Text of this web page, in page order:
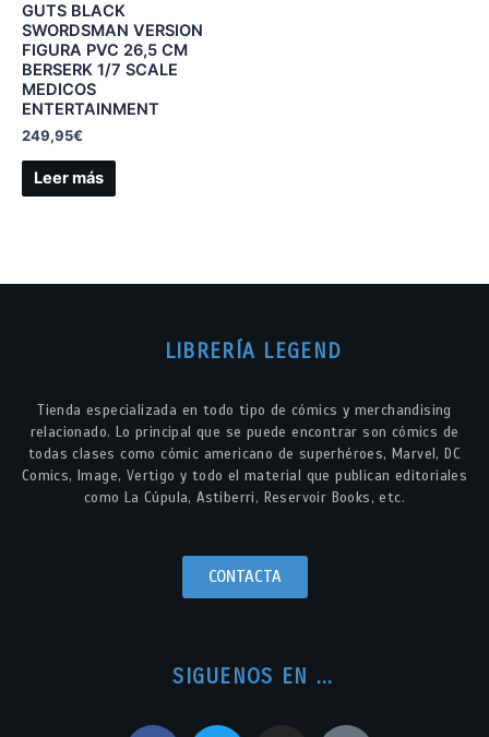
GUTS BLACK
SWORDSMAN VERSION
FIGURA PVC 26,5 CM
BERSERK 1/7 SCALE
MEDICOS
ENTERTAINMENT
249,95€
Leer más
LIBRERÍA LEGEND
Tienda especializada en todo tipo de cómics y merchandising
relacionado. Lo principal que se puede encontrar son cómics de
todas clases como cómic americano de superhéroes, Marvel, DC
Comics, Image, Vertigo y todo el material que publican editoriales
como La Cúpula, Astiberri, Reservoir Books, etc.
CONTACTA
SIGUENOS EN ...